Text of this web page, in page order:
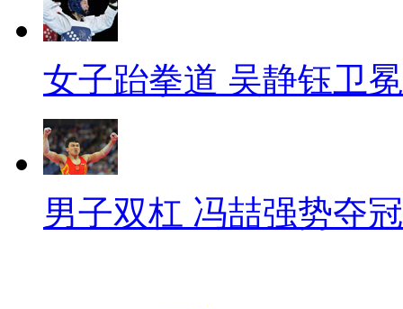
女子跆拳道 吴静钰卫冕
男子双杠 冯喆强势夺冠